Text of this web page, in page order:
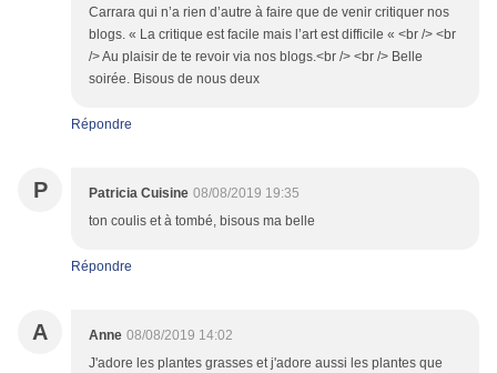
Carrara qui n’a rien d’autre à faire que de venir critiquer nos
blogs. « La critique est facile mais l’art est difficile « <br /> <br
/> Au plaisir de te revoir via nos blogs.<br /> <br /> Belle
soirée. Bisous de nous deux
Répondre
P Patricia Cuisine 08/08/2019 19:35
ton coulis et à tombé, bisous ma belle
Répondre
A Anne 08/08/2019 14:02
J'adore les plantes grasses et j'adore aussi les plantes que